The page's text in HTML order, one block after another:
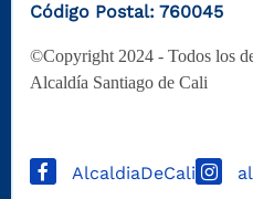
Código Postal: 760045
©Copyright 2024 - Todos los
Alcaldía Santiago de Cali
AlcaldiaDeCali